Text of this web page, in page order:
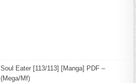
Soul Eater [113/113] [Manga] PDF –
(Mega/Mf)